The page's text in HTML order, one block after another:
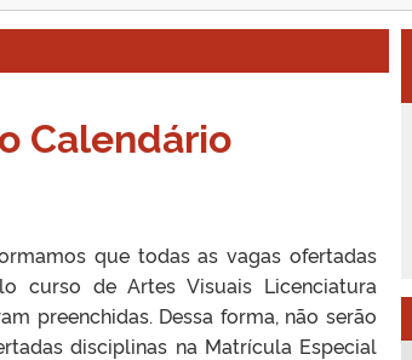
Calendário
que todas as vagas ofertadas
curso de Artes Visuais Licenciatura
preenchidas. Dessa forma, não serão
disciplinas na Matrícula Especial